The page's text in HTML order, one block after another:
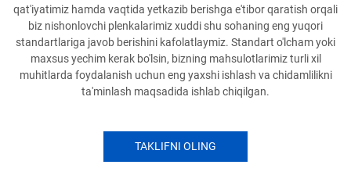
qat'iyatimiz hamda vaqtida yetkazib berishga e'tibor qaratish orqali
biz nishonlovchi plenkalarimiz xuddi shu sohaning eng yuqori
standartlariga javob berishini kafolatlaymiz. Standart o'lcham yoki
maxsus yechim kerak bo'lsin, bizning mahsulotlarimiz turli xil
muhitlarda foydalanish uchun eng yaxshi ishlash va chidamlilikni
ta'minlash maqsadida ishlab chiqilgan.
TAKLIFNI OLING